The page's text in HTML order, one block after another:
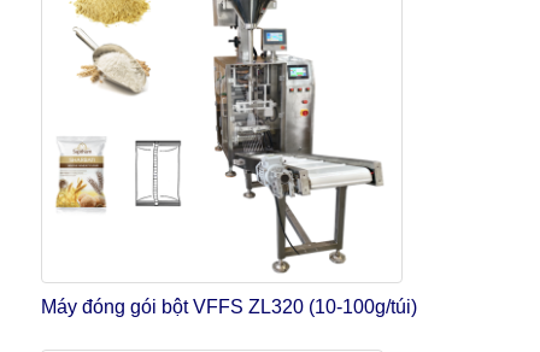
Máy đóng gói bột VFFS ZL320 (10-100g/túi)